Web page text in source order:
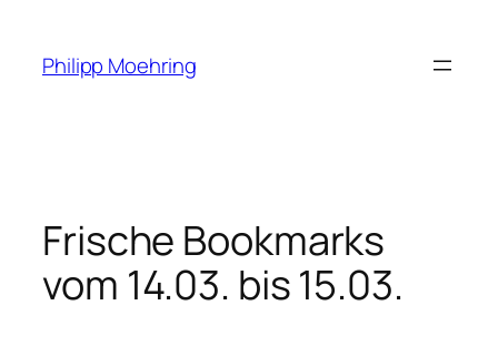
content
Philipp Moehring
Frische Bookmarks
vom 14.03. bis 15.03.